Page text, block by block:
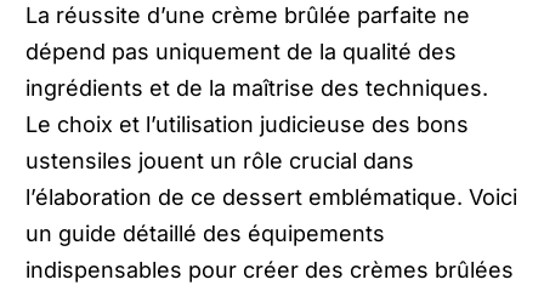
La réussite d’une crème brûlée parfaite ne
dépend pas uniquement de la qualité des
ingrédients et de la maîtrise des techniques.
Le choix et l’utilisation judicieuse des bons
ustensiles jouent un rôle crucial dans
l’élaboration de ce dessert emblématique. Voici
un guide détaillé des équipements
indispensables pour créer des crèmes brûlées